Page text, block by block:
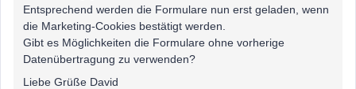
Entsprechend werden die Formulare nun erst geladen, wenn
die Marketing-Cookies bestätigt werden.
Gibt es Möglichkeiten die Formulare ohne vorherige
Datenübertragung zu verwenden?
Liebe Grüße David